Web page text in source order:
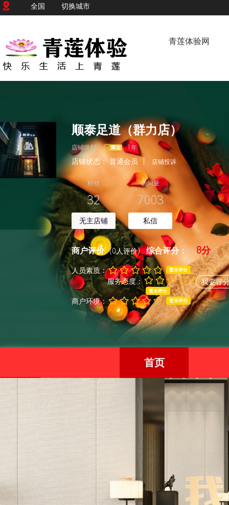
全国 切换城市
青莲体验网
顺泰足道（群力店）
店铺级别： 1年
店铺状态：普通会员 店铺投诉
粉丝
32
无主店铺
访问量
7003
私信
商户评价 (0人评价)综合评分： 8分
人员素质： 暂未评分
服务态度：
暂未评分
商户环境： 暂未评分
我要评
首页